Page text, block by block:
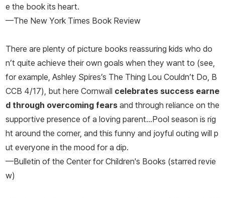
e the book its heart.
—The New York Times Book Review
There are plenty of picture books reassuring kids who do
n’t quite achieve their own goals when they want to (see,
for example, Ashley Spires’s The Thing Lou Couldn’t Do, B
CCB 4/17), but here Cornwall celebrates success earne
d through overcoming fears and through reliance on the
supportive presence of a loving parent...Pool season is rig
ht around the corner, and this funny and joyful outing will p
ut everyone in the mood for a dip.
—Bulletin of the Center for Children's Books (starred revie
w)